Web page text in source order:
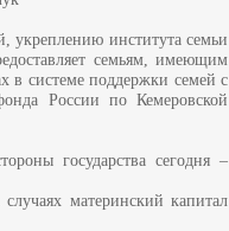
укреплению института семьи
семьям, имеющим
в системе поддержки семей с
России по Кемеровской
государства сегодня –
материнский капитал